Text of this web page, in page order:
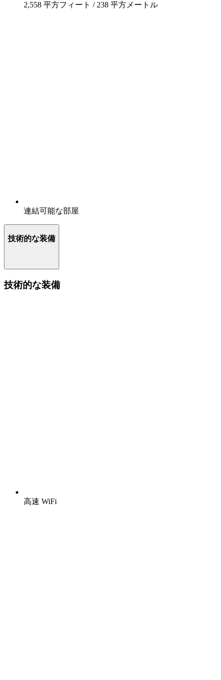
2,558 平方フィート / 238 平方メートル
連結可能な部屋
技術的な装備
技術的な装備
高速 WiFi